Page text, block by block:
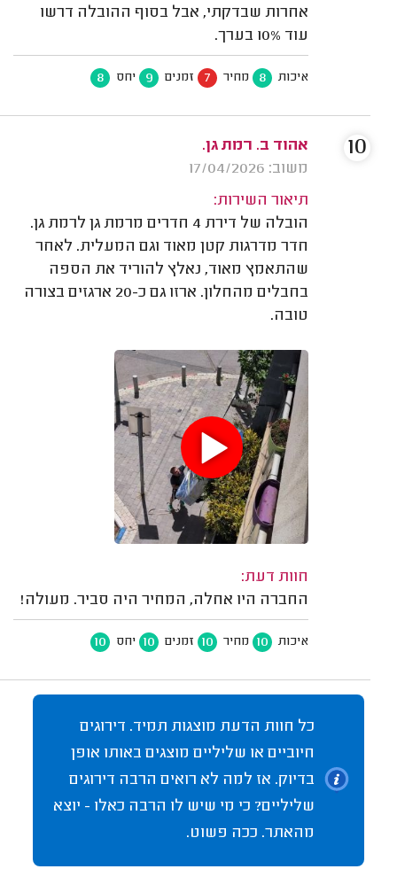
אחרות שבדקתי, אבל בסוף ההובלה דרשו
עוד 10% בערך.
איכות 8 מחיר 7 זמנים 9 יחס 8
אהוד ב. רמת גן.
משוב: 17/04/2026
תיאור השירות:
הובלה של דירת 4 חדרים מרמת גן לרמת גן.
חדר מדרגות קטן מאוד וגם המעלית. לאחר
שהתאמץ מאוד, נאלץ להוריד את הספה
בחבלים מהחלון. ארזו גם כ-20 ארגזים בצורה
טובה.
חוות דעת:
החברה היו אחלה, המחיר היה סביר. מעולה!
איכות 10 מחיר 10 זמנים 10 יחס 10
10
כל חוות הדעת מוצגות תמיד. דירוגים
חיוביים או שליליים מוצגים באותו אופן
בדיוק. אז למה לא רואים הרבה דירוגים
שליליים? כי מי שיש לו הרבה כאלו - יוצא
מהאתר. ככה פשוט.